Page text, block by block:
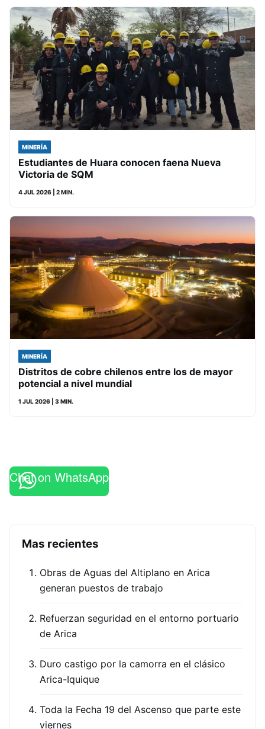
MINERÍA
Estudiantes de Huara conocen faena Nueva
Victoria de SQM
4 JUL 2026 | 2 MIN.
MINERÍA
Distritos de cobre chilenos entre los de mayor
potencial a nivel mundial
1 JUL 2026 | 3 MIN.
Chat on WhatsApp
Mas recientes
Obras de Aguas del Altiplano en Arica
generan puestos de trabajo
Refuerzan seguridad en el entorno portuario
de Arica
Duro castigo por la camorra en el clásico
Arica-Iquique
Toda la Fecha 19 del Ascenso que parte este
viernes